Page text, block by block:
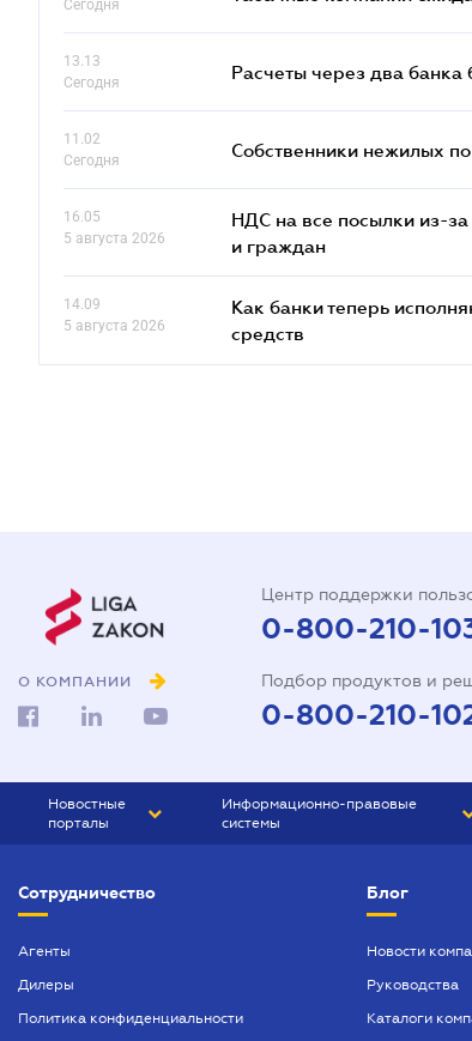
Сегодня
13.13
Сегодня
Расчеты через два банка
11.02
Сегодня
Собственники нежилых
16.05
5 августа 2026
НДС на все посылки из-
и граждан
14.09
5 августа 2026
Как банки теперь
средств
О КОМПАНИИ
Центр поддержки
0-800-210-
Подбор продуктов и
0-800-210-
Новостные
порталы
БИЗНЕС
Информационно-правовые
системы
БУХГАЛТЕР ПРОФ
ЮРИСТ ПРОФ
Сотрудничество
Агенты
Дилеры
Политика конфиденциальности
Блог
Новости
Руководства
Каталоги